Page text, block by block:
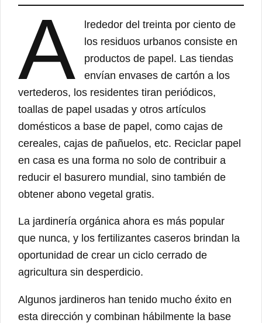
A
lrededor del treinta por ciento de
los residuos urbanos consiste en
productos de papel. Las tiendas
envían envases de cartón a los
vertederos, los residentes tiran periódicos,
toallas de papel usadas y otros artículos
domésticos a base de papel, como cajas de
cereales, cajas de pañuelos, etc. Reciclar papel
en casa es una forma no solo de contribuir a
reducir el basurero mundial, sino también de
obtener abono vegetal gratis.
La jardinería orgánica ahora es más popular
que nunca, y los fertilizantes caseros brindan la
oportunidad de crear un ciclo cerrado de
agricultura sin desperdicio.
Algunos jardineros han tenido mucho éxito en
esta dirección y combinan hábilmente la base